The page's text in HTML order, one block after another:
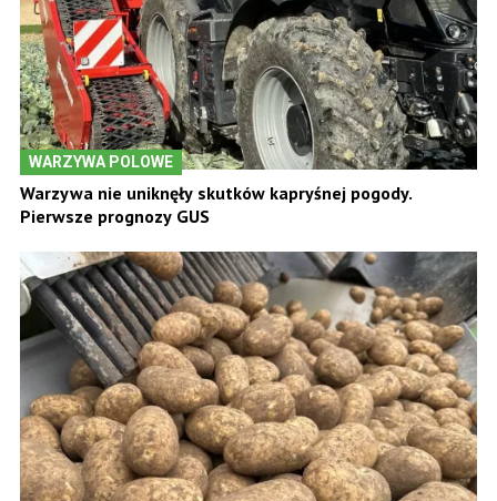
WARZYWA POLOWE
Warzywa nie uniknęły skutków kapryśnej pogody.
Pierwsze prognozy GUS